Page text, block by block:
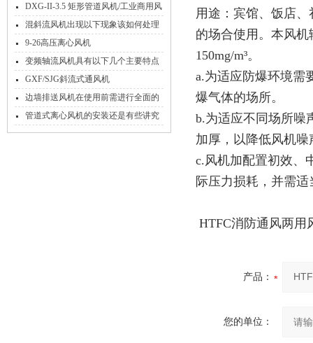
DXG-II-3.5 矩形管道风机/工业商用风
柜
混斜流风机出现以下现象该如何处理
9-26高压离心风机
变频轴流风机具有以下几个主要特点
GXF/SJG斜流式通风机
边墙排送风机在使用前需进行全面的
准备工作
管道式离心风机的安装还是有些讲究
的
用途：宾馆、饭店
的场合使用。本风
150mg/m³。
a.为适应防爆环境需
爆气体的场所。
b.为适应不同场所噪
加厚，以降低风机噪
c.风机加配置初效、
际压力损耗，并需
HTFC消防通风两用
产品：
您的单位：